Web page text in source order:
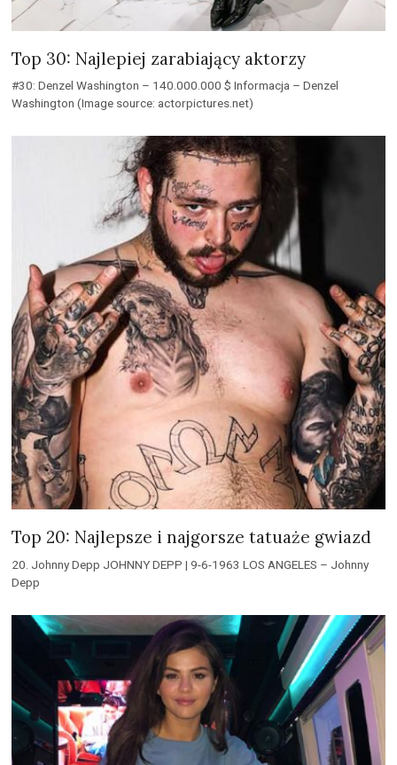
Top 30: Najlepiej zarabiający aktorzy
#30: Denzel Washington – 140.000.000 $ Informacja – Denzel
Washington (Image source: actorpictures.net)
Top 20: Najlepsze i najgorsze tatuaże gwiazd
20. Johnny Depp JOHNNY DEPP | 9-6-1963 LOS ANGELES – Johnny
Depp